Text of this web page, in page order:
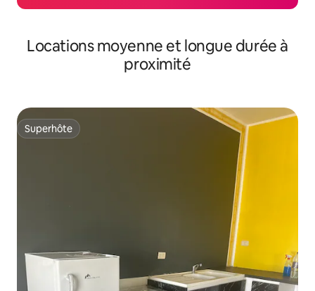
Locations moyenne et longue durée à
proximité
Superhôte
Superhôte